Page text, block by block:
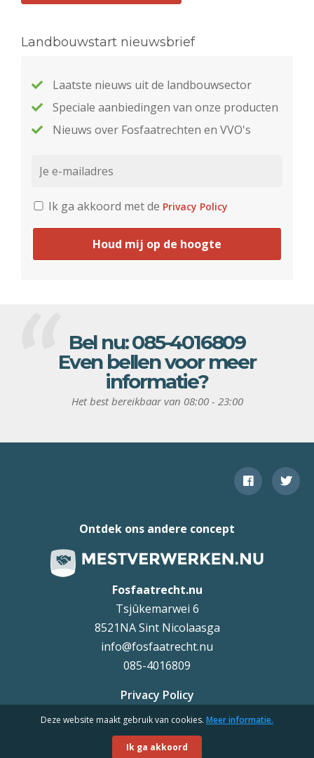
Landbouwstart nieuwsbrief
Laatste nieuws uit de landbouwsector
Speciale aanbiedingen van onze producten
Nieuws over Fosfaatrechten en VVO's
Ik ga akkoord met de Privacy Policy
Houd mij op de hoogte
Bel nu:085-4016809
Even bellen voor meer
informatie?
Het best bereikbaar van 08:00 - 23:00
Fosfaatrecht.nu
Tsjûkemarwei 6
8521NA Sint Nicolaasga
info@fosfaatrecht.nu
085-4016809
Ontdek ons andere concept
Privacy Policy
©Uteq
Deze website maakt gebruik van cookies. Meer informatie.
Ik ga akkoord